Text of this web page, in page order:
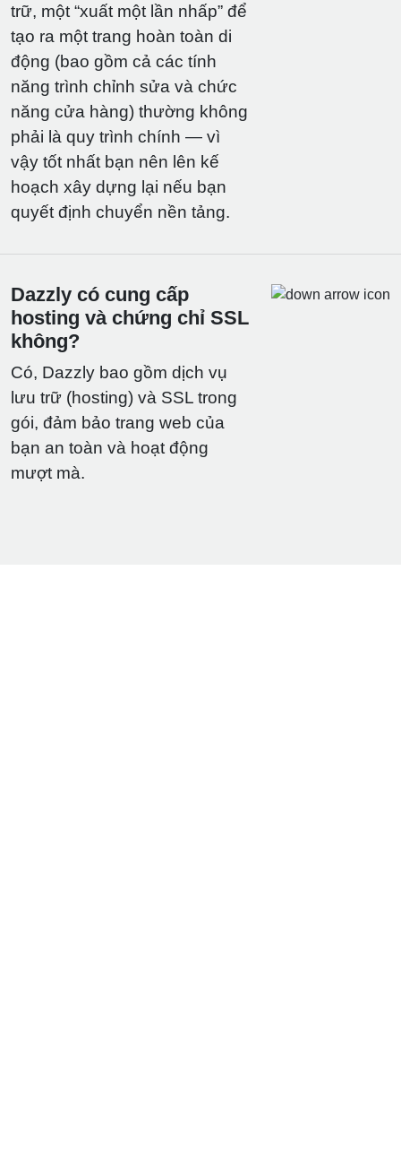
trữ, một “xuất một lần nhấp” để
tạo ra một trang hoàn toàn di
động (bao gồm cả các tính
năng trình chỉnh sửa và chức
năng cửa hàng) thường không
phải là quy trình chính — vì
vậy tốt nhất bạn nên lên kế
hoạch xây dựng lại nếu bạn
quyết định chuyển nền tảng.
Dazzly có cung cấp
hosting và chứng chỉ SSL
không?
Có, Dazzly bao gồm dịch vụ
lưu trữ (hosting) và SSL trong
gói, đảm bảo trang web của
bạn an toàn và hoạt động
mượt mà.